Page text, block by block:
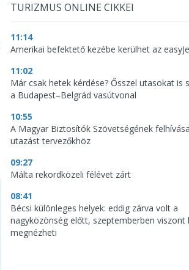
TURIZMUS ONLINE CIKKEI
11:14
Amerikai befektető kezébe kerülhet az
11:02
Már csak hetek kérdése? Ősszel utasokat is
a Budapest–Belgrád vasútvonal
10:55
A Magyar Biztosítók Szövetségének
utazást tervezőkhöz
09:27
Málta rekordközeli félévet zárt
08:41
Bécsi különleges helyek: eddig zárva volt a
nagyközönség előtt, szeptemberben viszont
megnézheti